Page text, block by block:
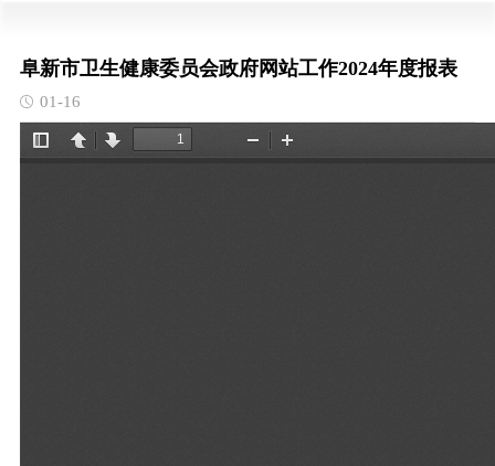
阜新市卫生健康委员会政府网站工作2024年度报表
01-16